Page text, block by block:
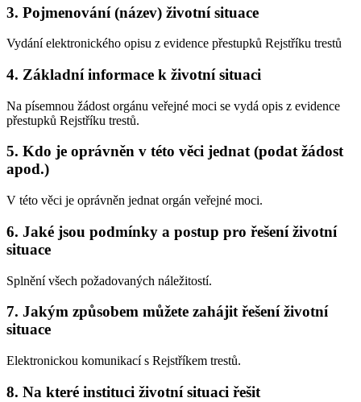
3. Pojmenování (název) životní situace
Vydání elektronického opisu z evidence přestupků Rejstříku trestů
4. Základní informace k životní situaci
Na písemnou žádost orgánu veřejné moci se vydá opis z evidence
přestupků Rejstříku trestů.
5. Kdo je oprávněn v této věci jednat (podat žádost
apod.)
V této věci je oprávněn jednat orgán veřejné moci.
6. Jaké jsou podmínky a postup pro řešení životní
situace
Splnění všech požadovaných náležitostí.
7. Jakým způsobem můžete zahájit řešení životní
situace
Elektronickou komunikací s Rejstříkem trestů.
8. Na které instituci životní situaci řešit